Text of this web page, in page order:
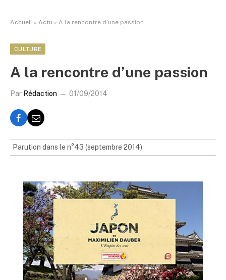
Accueil » Actu » A la rencontre d’une passion
CULTURE
A la rencontre d’une passion
Par Rédaction 01/09/2014
Parution dans le n°43 (septembre 2014)